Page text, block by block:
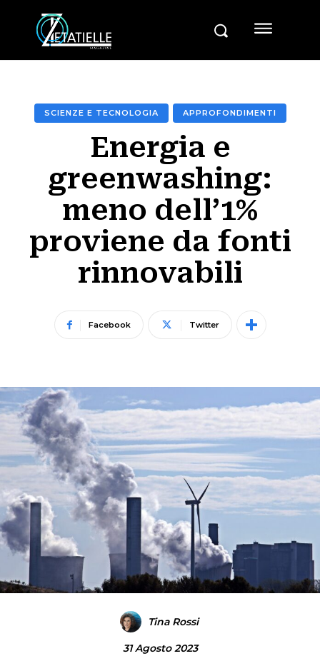
SCIENZE E TECNOLOGIA APPROFONDIMENTI
Energia e
greenwashing:
meno dell’1%
proviene da fonti
rinnovabili
Facebook Twitter
Tina Rossi
31 Agosto 2023